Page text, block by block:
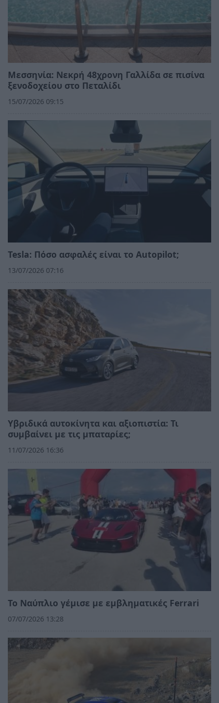
Μεσσηνία: Νεκρή 48χρονη Γαλλίδα σε πισίνα
ξενοδοχείου στο Πεταλίδι
15/07/2026 09:15
Tesla: Πόσο ασφαλές είναι το Autopilot;
13/07/2026 07:16
Υβριδικά αυτοκίνητα και αξιοπιστία: Τι
συμβαίνει με τις μπαταρίες;
11/07/2026 16:36
Το Ναύπλιο γέμισε με εμβληματικές Ferrari
07/07/2026 13:28